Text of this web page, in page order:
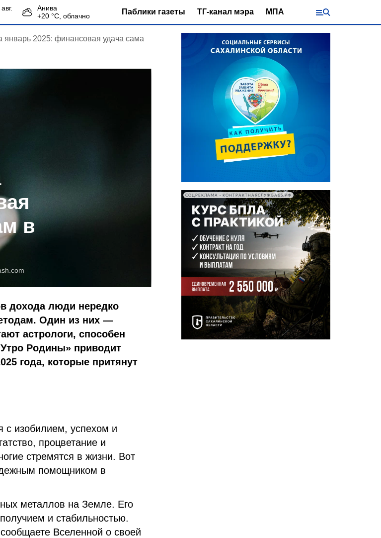
авг.
Анива
+20 °С, облачно Паблики газеты ТГ-канал мэра МПА
2025: финансовая удача сама
в
дохода люди нередко
Один из них —
астрологи, способен
Родины» приводит
года, которые притянут
с изобилием, успехом и
процветание и
стремятся в жизни. Вот
помощником в
металлов на Земле. Его
и стабильностью.
Вселенной о своей
СОЦРЕКЛАМА • КОНТРАКТНАЯСЛУЖБА65.РФ